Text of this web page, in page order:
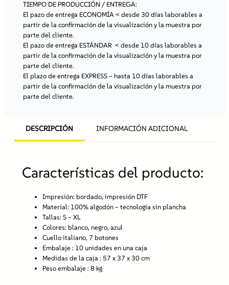
TIEMPO DE PRODUCCIÓN / ENTREGA:
El pazo de entrega ECONOMÍA< desde 30 días laborables a
partir de la confirmación de la visualización y la muestra por
parte del cliente.
El pazo de entrega ESTÁNDAR< desde 10 días laborables a
partir de la confirmación de la visualización y la muestra por
parte del cliente.
El plazo de entrega EXPRESS– hasta 10 días laborables a
partir de la confirmación de la visualización y la muestra por
parte del cliente.
DESCRIPCIÓN INFORMACIÓN ADICIONAL
Características del producto:
Impresión: bordado, impresión DTF
Material: 100% algodón – tecnología sin plancha
Tallas:S – XL
Colores: blanco, negro, azul
Cuello italiano, 7 botones
Embalaje : 10 unidades en una caja
Medidas de la caja : 57 x 37 x 30 cm
Peso embalaje: 8 kg